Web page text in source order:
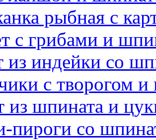
рыбная с
с грибами и
из индейки со
с творогом
из шпината и
пироги со